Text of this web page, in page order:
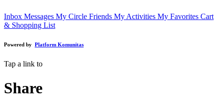
Inbox Messages My Circle Friends My Activities My Favorites Cart
& Shopping List
Powered by Platform Komunitas
Tap a link to
Share